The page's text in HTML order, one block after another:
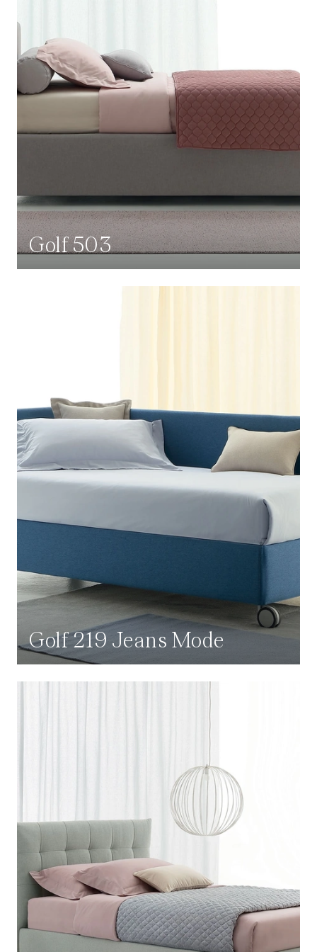
Golf 503
Golf 219 Jeans Mode